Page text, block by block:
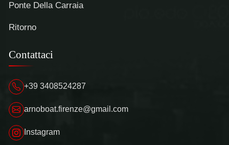
Ponte Della Carraia
Ritorno
Contattaci
+39 3408524287
arnoboat.firenze@gmail.com
Instagram